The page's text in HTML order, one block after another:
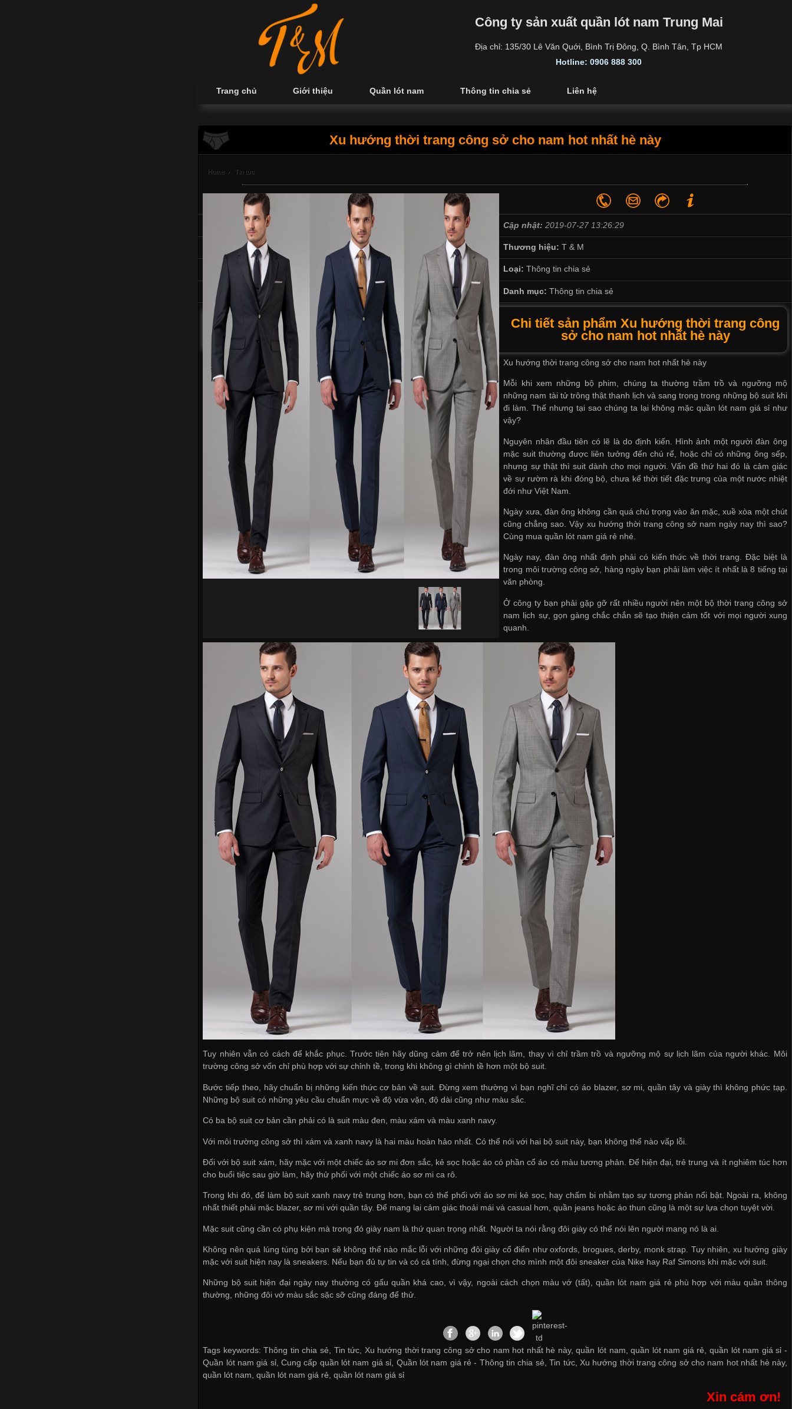
Công ty sản xuất quần lót nam Trung Mai
Địa chỉ: 135/30 Lê Văn Quới, Bình Trị Đông, Q. Bình Tân, Tp HCM
Hotline: 0906 888 300
Trang chủ Giới thiệu Quần lót nam Thông tin chia sẻ Liên hệ
Xu hướng thời trang công sở cho nam hot nhất hè này
Home › Tin tức
Cập nhật: 2019-07-27 13:26:29
Thương hiệu:T & M
Loại: Thông tin chia sẻ
Danh mục: Thông tin chia sẻ
Chi tiết sản phẩm Xu hướng thời trang công
sở cho nam hot nhất hè này
Xu hướng thời trang công sở cho nam hot nhất hè này
Mỗi khi xem những bộ phim, chúng ta thường trầm trồ và ngưỡng mộ
những nam tài tử trông thật thanh lịch và sang trọng trong những bộ suit khi
đi làm. Thế nhưng tại sao chúng ta lại không mặc quần lót nam giá sỉnhư
vậy?
Nguyên nhân đầu tiên có lẽ là do định kiến. Hình ảnh một người đàn ông
mặc suit thường được liên tưởng đến chú rể, hoặc chỉ có những ông sếp,
nhưng sự thật thì suit dành cho mọi người. Vấn đề thứ hai đó là cảm giác
về sự rườm rà khi đóng bộ, chưa kể thời tiết đặc trưng của một nước nhiệt
đới như Việt Nam.
Ngày xưa, đàn ông không cần quá chú trọng vào ăn mặc, xuề xòa một chút
cũng chẳng sao. Vậy xu hướng thời trang công sở nam ngày nay thì sao?
Cùng mua quần lót nam giá rẻ nhé.
Ngày nay, đàn ông nhất định phải có kiến thức về thời trang. Đặc biệt là
trong môi trường công sở, hàng ngày bạn phải làm việc ít nhất là 8 tiếng tại
văn phòng.
Ở công ty bạn phải gặp gỡ rất nhiều người nên một bộ thời trang công sở
nam lịch sự, gọn gàng chắc chắn sẽ tạo thiện cảm tốt với mọi người xung
quanh.
Tuy nhiên vẫn có cách để khắc phục. Trước tiên hãy dũng cảm để trở nên lịch lãm, thay vì chỉ trầm trồ và ngưỡng mộ sự lịch lãm của người khác. Môi
trường công sở vốn chỉ phù hợp với sự chỉnh tề, trong khi không gì chỉnh tề hơn một bộ suit.
Bước tiếp theo, hãy chuẩn bị những kiến thức cơ bản về suit. Đừng xem thường vì bạn nghĩ chỉ có áo blazer, sơ mi, quần tây và giày thì không phức tạp.
Những bộ suit có những yêu cầu chuẩn mực về độ vừa vặn, độ dài cũng như màu sắc.
Có ba bộ suit cơ bản cần phải có là suit màu đen, màu xám và màu xanh navy.
Với môi trường công sở thì xám và xanh navy là hai màu hoàn hảo nhất. Có thể nói với hai bộ suit này, bạn không thể nào vấp lỗi.
Đối với bộ suit xám, hãy mặc với một chiếc áo sơ mi đơn sắc, kẻ sọc hoặc áo có phần cổ áo có màu tương phản. Để hiện đại, trẻ trung và ít nghiêm túc hơn
cho buổi tiệc sau giờ làm, hãy thử phối với một chiếc áo sơ mi ca rô.
Trong khi đó, để làm bộ suit xanh navy trẻ trung hơn, bạn có thể phối với áo sơ mi kẻ sọc, hay chấm bi nhằm tạo sự tương phản nổi bật. Ngoài ra, không
nhất thiết phải mặc blazer, sơ mi với quần tây. Để mang lại cảm giác thoải mái và casual hơn, quần jeans hoặc áo thun cũng là một sự lựa chọn tuyệt vời.
Mặc suit cũng cần có phụ kiện mà trong đó giày nam là thứ quan trọng nhất. Người ta nói rằng đôi giày có thể nói lên người mang nó là ai.
Không nên quá lúng túng bởi bạn sẽ không thể nào mắc lỗi với những đôi giày cổ điển như oxfords, brogues, derby, monk strap. Tuy nhiên, xu hướng giày
mặc với suit hiện nay là sneakers. Nếu bạn đủ tự tin và có cá tính, đừng ngại chọn cho mình một đôi sneaker của Nike hay Raf Simons khi mặc với suit.
Những bộ suit hiện đại ngày nay thường có gấu quần khá cao, vì vậy, ngoài cách chọn màu vớ (tất),quần lót nam giá rẻ phù hợp với màu quần thông
thường, những đôi vớ màu sắc sặc sỡ cũng đáng để thử.
Tags keywords: Thông tin chia sẻ, Tin tức, Xu hướng thời trang công sở cho nam hot nhất hè này, quần lót nam, quần lót nam giá rẻ, quần lót nam giá sỉ -
Quần lót nam giá sỉ,Cung cấp quần lót nam giá sỉ Quần lót nam giá rẻ - Thông tin chia sẻ ,Tin tức, Xu hướng thời trang công sở cho nam hot nhất hè này,
quần lót nam ,quần lót nam giá rẻ ,quần lót nam giá sỉ
Xin cám ơn!